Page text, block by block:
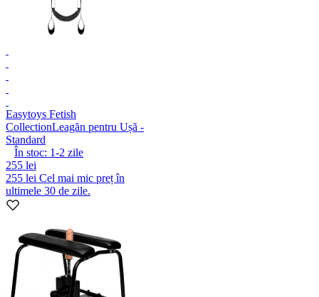
Easytoys Fetish
CollectionLeagăn pentru Ușă -
Standard
În stoc: 1-2 zile
255 lei
255 lei Cel mai mic preț în
ultimele 30 de zile.